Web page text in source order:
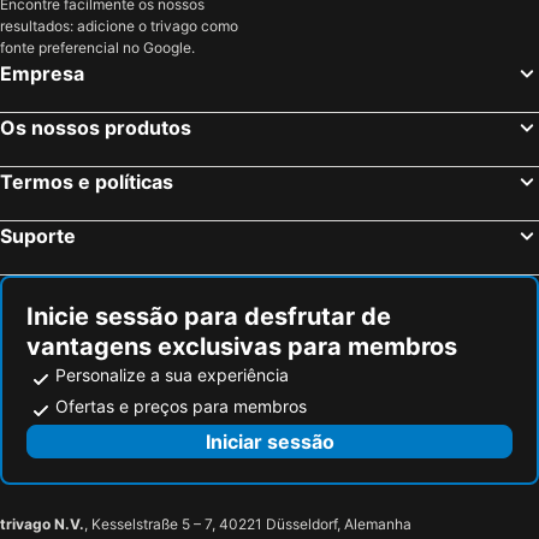
Hotel Rastelli Tervuren
La Vieille Lanterne
Elsene-Ixelles, Região de Bruxelas-Capital Hotéis
Liège, Valónia Hotéis
Machelen, Flandres Hotéis
Encontre facilmente os nossos
resultados: adicione o trivago como
fonte preferencial no Google.
Empresa
Os nossos produtos
Termos e políticas
Suporte
Inicie sessão para desfrutar de
vantagens exclusivas para membros
Personalize a sua experiência
Ofertas e preços para membros
Iniciar sessão
trivago N.V., Kesselstraße 5 – 7, 40221 Düsseldorf, Alemanha